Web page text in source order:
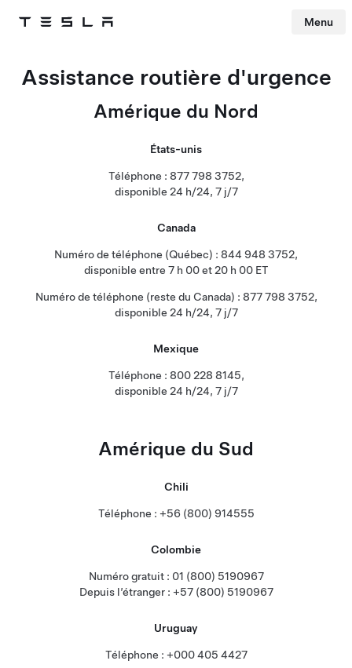
Tesla Menu
Assistance routière d'urgence
Amérique du Nord
États-unis
Téléphone : 877 798 3752,
disponible 24 h/24, 7 j/7
Canada
Numéro de téléphone (Québec) : 844 948 3752,
disponible entre 7 h 00 et 20 h 00 ET
Numéro de téléphone (reste du Canada) : 877 798 3752,
disponible 24 h/24, 7 j/7
Mexique
Téléphone : 800 228 8145,
disponible 24 h/24, 7 j/7
Amérique du Sud
Chili
Téléphone : +56 (800) 914555
Colombie
Numéro gratuit : 01 (800) 5190967
Depuis l’étranger : +57 (800) 5190967
Uruguay
Téléphone : +000 405 4427